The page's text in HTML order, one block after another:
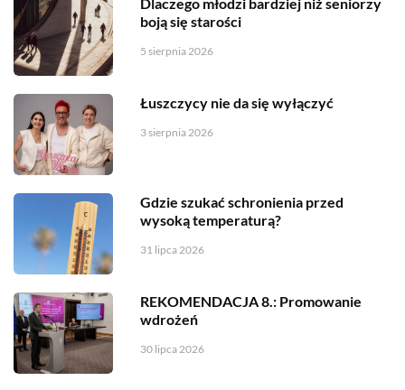
boją się starości
5 sierpnia 2026
Łuszczycy nie da się wyłączyć
3 sierpnia 2026
Gdzie szukać schronienia przed
wysoką temperaturą?
31 lipca 2026
REKOMENDACJA 8.: Promowanie
wdrożeń
30 lipca 2026